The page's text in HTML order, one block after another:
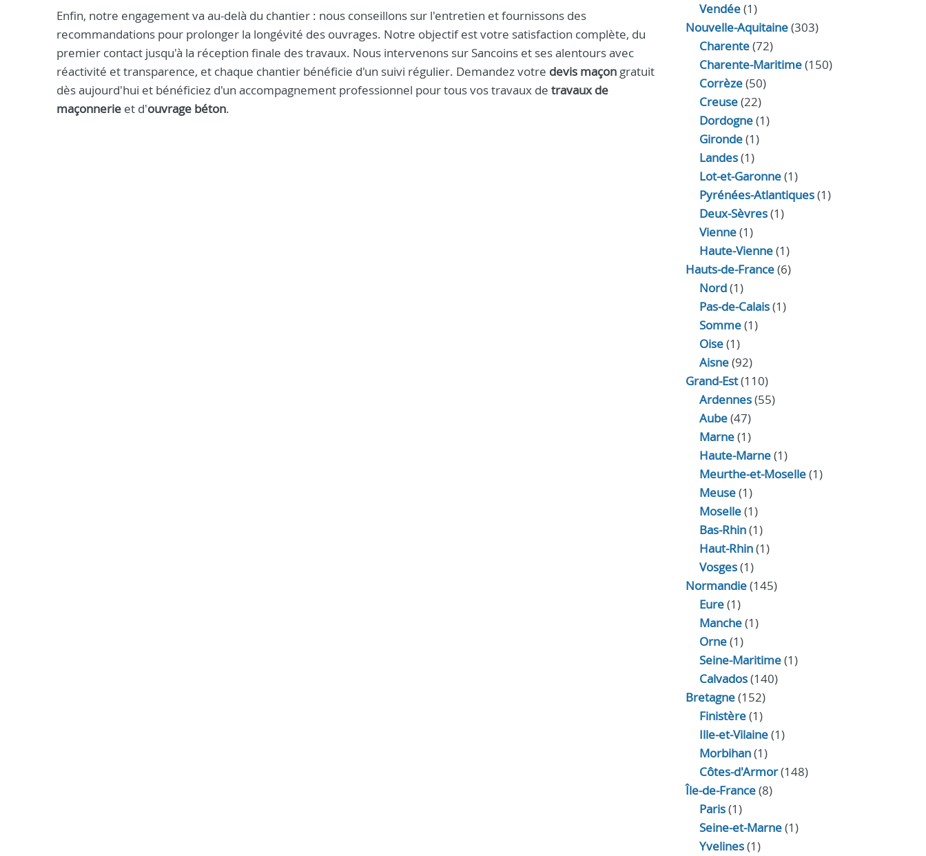
Enfin, notre engagement va au-delà du chantier : nous conseillons sur l'entretien et fournissons des
recommandations pour prolonger la longévité des ouvrages. Notre objectif est votre satisfaction complète, du
premier contact jusqu'à la réception finale des travaux. Nous intervenons sur Sancoins et ses alentours avec
réactivité et transparence, et chaque chantier bénéficie d'un suivi régulier. Demandez votre devis maçon gratuit
dès aujourd'hui et bénéficiez d'un accompagnement professionnel pour tous vos travaux de travaux de
maçonnerie et d'ouvrage béton.
Vendée(1)
Nouvelle-Aquitaine(303)
Charente(72)
Charente-Maritime(150)
Corrèze(50)
Creuse(22)
Dordogne(1)
Gironde(1)
Landes(1)
Lot-et-Garonne(1)
Pyrénées-Atlantiques(1)
Deux-Sèvres(1)
Vienne(1)
Haute-Vienne(1)
Hauts-de-France(6)
Nord(1)
Pas-de-Calais(1)
Somme(1)
Oise(1)
Aisne(92)
Grand-Est(110)
Ardennes(55)
Aube(47)
Marne(1)
Haute-Marne(1)
Meurthe-et-Moselle(1)
Meuse(1)
Moselle(1)
Bas-Rhin(1)
Haut-Rhin(1)
Vosges(1)
Normandie(145)
Eure(1)
Manche(1)
Orne(1)
Seine-Maritime(1)
Calvados(140)
Bretagne(152)
Finistère(1)
Ille-et-Vilaine(1)
Morbihan(1)
Côtes-d'Armor(148)
Île-de-France(8)
Paris(1)
Seine-et-Marne(1)
Yvelines(1)